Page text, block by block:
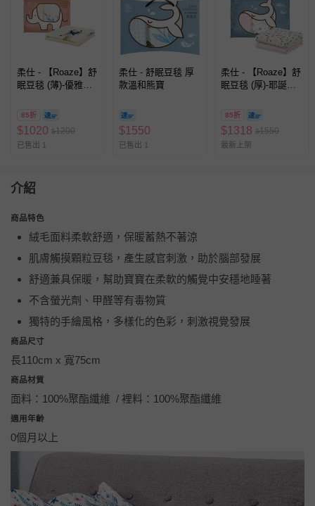
柔仕 - 【Roaze】舒
眠豆毯 (薄)-優雅花
85折
$1020 $1200
已售出 1
柔仕 - 舒眠豆毯 厚
款溫和熊寶
$1550
已售出 1
柔仕 - 【Roaze】舒
眠豆毯 (厚)-耶誕白
85折
$1318 $1550
最新上架
介紹
商品特色
絨毛面料柔軟舒適，保暖蓄熱不著涼
肌膚觸摸顆粒豆毯，產生感官刺激，助於腦部發展
舒適兼具保暖，幫助寶寶在柔軟的觸覺中安穩地睡著
不含螢光劑、甲醛等有毒物質
獨特的手繪風格，多樣化的色彩，刺激視覺發展
商品尺寸
長110cm x 寬75cm
商品材質
面料：100%聚酯纖維 / 裡料：100%聚酯纖維
適用年齡
0個月以上